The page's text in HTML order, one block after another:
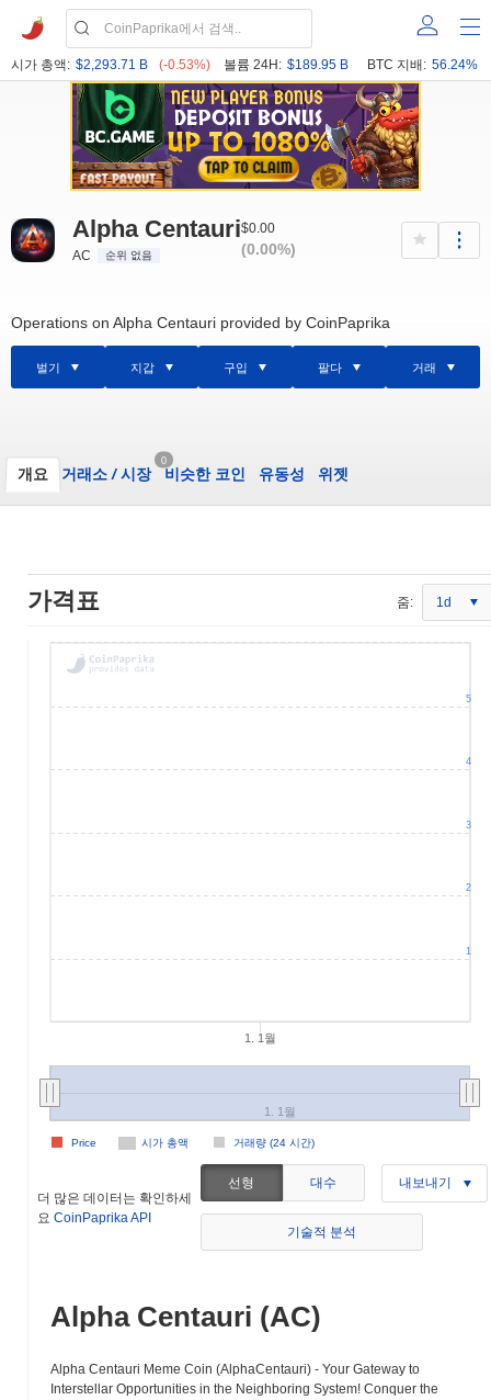
시가 총액: $2,293.71 B (-0.53%) 볼륨 24H: $189.95 B BTC 지배: 56.24%
Alpha Centauri
AC 순위 없음
$0.00
(0.00%)
Operations on Alpha Centauri provided by CoinPaprika
벌기 지갑 구입 팔다 거래
개요 거래소 /시장
0
비슷한 코인 유동성 위젯
가격표 줌: 1d
1. 1월
시가 총액 거래량 (24 시간)
Price
1. 1월
1
2
3
4
5
더 많은 데이터는 확인하세
요 CoinPaprika API
선형 대수 내보내기
기술적 분석
Alpha Centauri (AC)
Alpha Centauri Meme Coin (AlphaCentauri) - Your Gateway to
Interstellar Opportunities in the Neighboring System! Conquer the